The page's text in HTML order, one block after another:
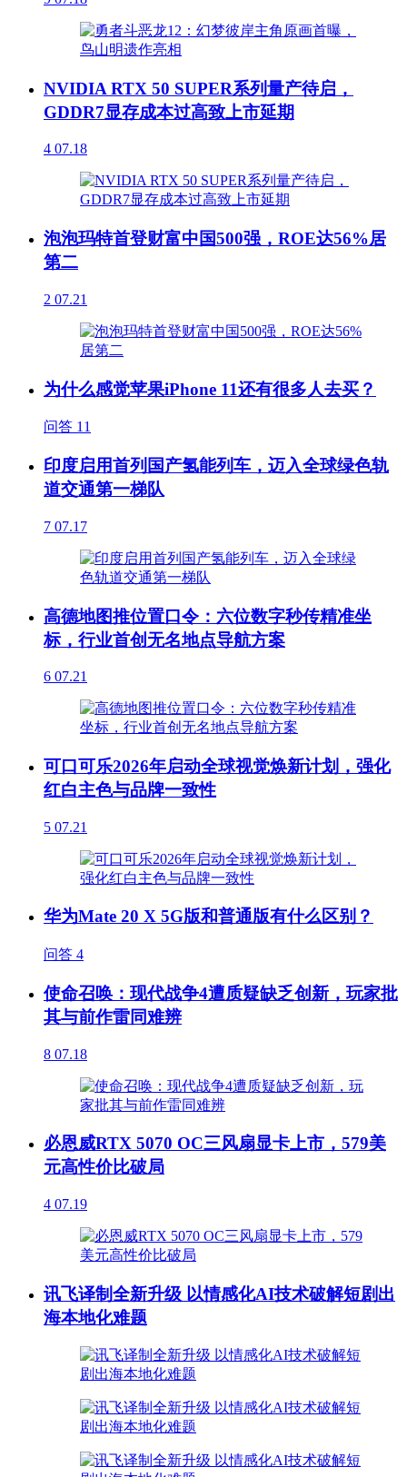
NVIDIA RTX 50 SUPER系列量产待启，
GDDR7显存成本过高致上市延期
4 07.18
泡泡玛特首登财富中国500强，ROE达56%居
第二
2 07.21
为什么感觉苹果iPhone 11还有很多人去买？
问答 11
印度启用首列国产氢能列车，迈入全球绿色轨
道交通第一梯队
7 07.17
高德地图推位置口令：六位数字秒传精准坐
标，行业首创无名地点导航方案
6 07.21
可口可乐2026年启动全球视觉焕新计划，强化
红白主色与品牌一致性
5 07.21
华为Mate 20 X 5G版和普通版有什么区别？
问答 4
使命召唤：现代战争4遭质疑缺乏创新，玩家批
其与前作雷同难辨
8 07.18
必恩威RTX 5070 OC三风扇显卡上市，579美
元高性价比破局
4 07.19
讯飞译制全新升级 以情感化AI技术破解短剧出
海本地化难题